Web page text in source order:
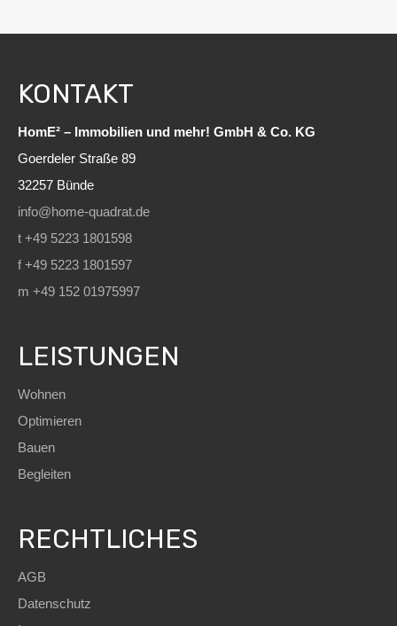
KONTAKT
HomE² – Immobilien und mehr! GmbH & Co. KG
Goerdeler Straße 89
32257 Bünde
info@home-quadrat.de
t +49 5223 1801598
f +49 5223 1801597
m +49 152 01975997
LEISTUNGEN
Wohnen
Optimieren
Bauen
Begleiten
RECHTLICHES
AGB
Datenschutz